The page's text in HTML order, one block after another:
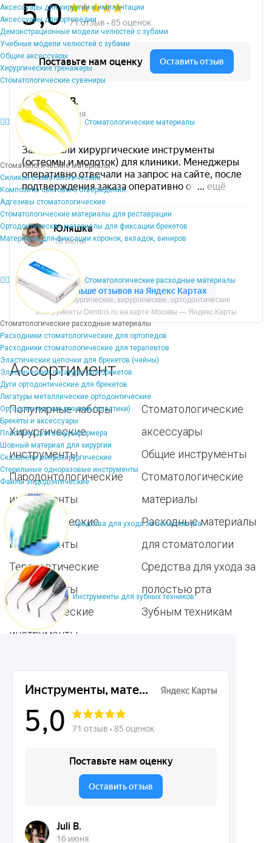
Аксессуары для хирургии и имплантации
Аксессуары для ортопедии
Демонстрационные модели челюстей с зубами
Учебные модели челюстей с зубами
Общие аксессуары
Хирургические тренажеры
Стоматологические сувениры
Стоматологические материалы
Стоматологические материалы
Силикон стоматологический
Композиты светового отверждения
Адгезивы стоматологические
Стоматологические материалы для реставрации
Ортодонтические материалы для фиксации брекетов
Материалы для фиксации коронок, вкладок, виниров
Стоматологические расходные материалы
Стоматологические расходные материалы
Расходники стоматологические для ортопедов
Расходники стоматологические для терапевтов
Эластические цепочки для брекетов (чейны)
Эластические лигатуры для брекетов
Дуги ортодонтические для брекетов
Лигатуры металлические ортодонтические
Ортодонтические резинки (эластики)
Брекеты и аксессуары
Пластины для вакуумформера
Шовный материал для хирургии
Скальпели микрохирургические
Стерильные одноразовые инструменты
Файлы эндодонтические
Средства для ухода за полостью рта
Инструменты для зубных техников
Микрохирургические, хирургические, ортодонтические
инструменты Dentins.ru на карте Москвы — Яндекс.Карты
Ассортимент
Популярные наборы
Хирургические
инструменты
Пародонтологические
инструменты
Ортодонтические
инструменты
Терапевтические
инструменты
Ортопедические
инструменты
Стоматологические
аксессуары
Общие инструменты
Стоматологические
материалы
Расходные материалы
для стоматологии
Средства для ухода за
полостью рта
Зубным техникам
Dentins.ru
Акции
Доставка и контакты
Политика конфиденциальности
Контакты